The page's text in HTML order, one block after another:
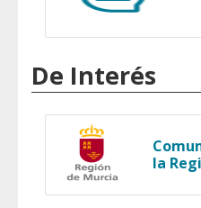
De Interés
la